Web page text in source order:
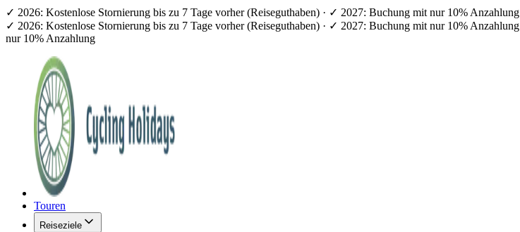
✓ 2026: Kostenlose Stornierung bis zu 7 Tage vorher (Reiseguthaben) · ✓ 2027: Buchung mit nur 10% Anzahlung
✓ 2026: Kostenlose Stornierung bis zu 7 Tage vorher (Reiseguthaben) · ✓ 2027: Buchung mit nur 10% Anzahlung
nur 10% Anzahlung
Touren
Reiseziele